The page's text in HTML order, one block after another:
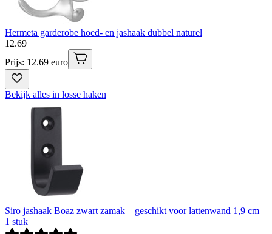
Hermeta garderobe hoed- en jashaak dubbel naturel
12.69
Prijs: 12.69 euro
Bekijk alles in losse haken
Siro jashaak Boaz zwart zamak – geschikt voor lattenwand 1,9 cm –
1 stuk